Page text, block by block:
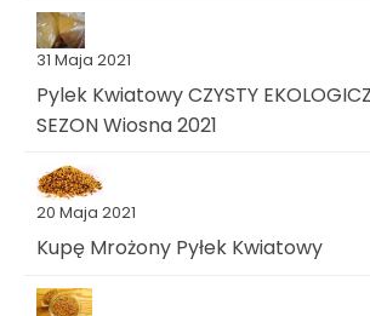
31 Maja 2021
Pylek Kwiatowy CZYSTY
SEZON Wiosna 2021
20 Maja 2021
Kupę Mrożony Pyłek Kwiatowy